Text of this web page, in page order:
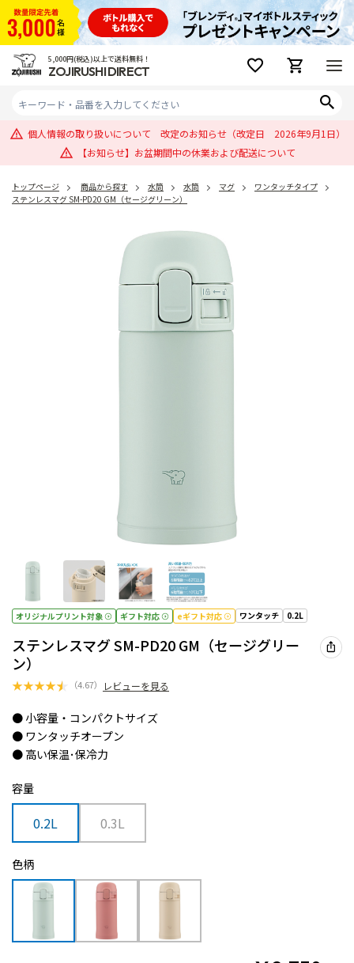
5,000円(税込)以上で送料無料！
ZOJIRUSHI DIRECT
個人情報の取り扱いについて 改定のお知らせ（改定日 2026年9月1日）
【お知らせ】お盆期間中の休業および配送について
トップページ 商品から探す 水筒 水筒 マグ
ワンタッチタイプ
ステンレスマグ SM-PD20 GM（セージグリーン）
オリジナルプリント対象 ギフト対応 eギフト対応 ワンタッチ 0.2L
ステンレスマグ SM-PD20 GM（セージグリー
ン）
★★★★★ （4.67） レビューを見る
● 小容量・コンパクトサイズ
● ワンタッチオープン
● 高い保温･保冷力
容量
0.2L 0.3L
色柄